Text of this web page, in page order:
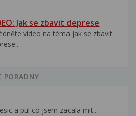
Jak se zbavit deprese
video na téma jak se zbavit
PORADNY
a pul co jsem zacala mit...